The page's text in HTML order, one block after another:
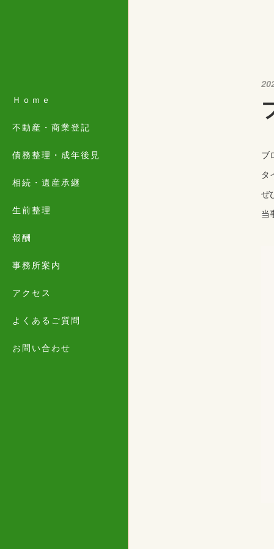
Ｈｏｍｅ
不動産・商業登記
債務整理・成年後見
相続・遺産承継
生前整理
報酬
事務所案内
アクセス
よくあるご質問
お問い合わせ
ブ
タ
ぜ
当